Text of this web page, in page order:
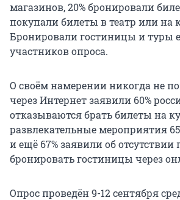
магазинов, 20% бронировали
покупали билеты в театр или на
Бронировали гостиницы и туры
участников опроса.
О своём намерении никогда не
через Интернет заявили 60%
отказываются брать билеты на
развлекательные мероприятия
и ещё 67% заявили об отсутствии
бронировать гостиницы через
Опрос проведён 9-12 сентября